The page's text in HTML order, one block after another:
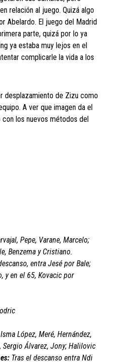
relación al juego. Quizá algo
Abelardo. El juego del Madrid
parte, quizá por lo ya
ya estaba muy lejos en el
complicarle la vida a los
desplazamiento de Zizu como
A ver que imagen da el
los nuevos métodos del
Pepe, Varane, Marcelo;
Benzema y Cristiano.
entra Jesé por Bale;
y en el 65, Kovacic por
López, Meré, Hernández,
Sergio Álvarez, Jony; Halilovic
Tras el descanso entra Ndi